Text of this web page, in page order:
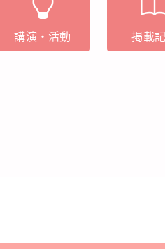
講演・活動 掲載